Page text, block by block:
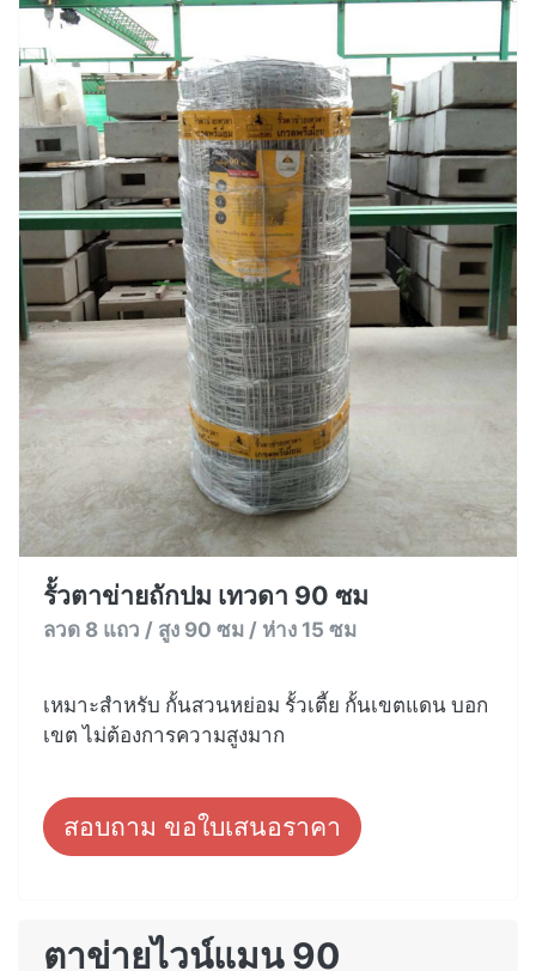
รั้วตาข่ายถักปม เทวดา 90 ซม
ลวด 8 แถว / สูง 90 ซม / ห่าง 15 ซม
เหมาะสำหรับ กั้นสวนหย่อม รั้วเตี้ย กั้นเขตแดน บอก
เขต ไม่ต้องการความสูงมาก
สอบถาม ขอใบเสนอราคา
ตาข่ายไวน์แมน 90